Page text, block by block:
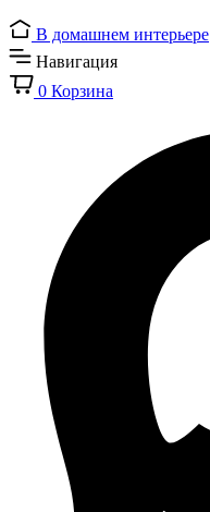
В домашнем интерьере
Навигация
0 Корзина